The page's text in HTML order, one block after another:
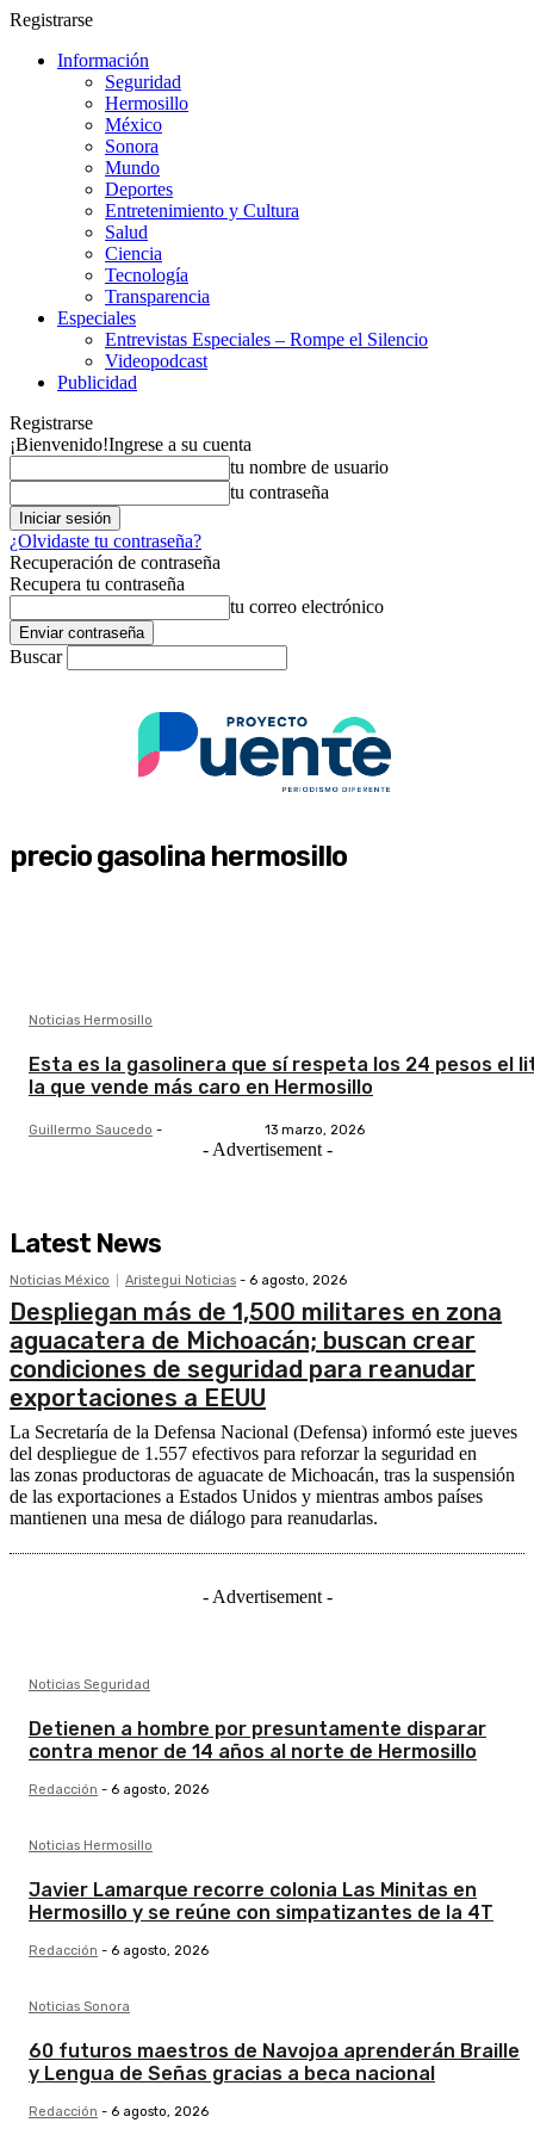
Registrarse
Información
Seguridad
Hermosillo
México
Sonora
Mundo
Deportes
Entretenimiento y Cultura
Salud
Ciencia
Tecnología
Transparencia
Especiales
Entrevistas Especiales – Rompe el Silencio
Videopodcast
Publicidad
Registrarse
¡Bienvenido!Ingrese a su cuenta
tu nombre de usuario
tu contraseña
¿Olvidaste tu contraseña?
Recuperación de contraseña
Recupera tu contraseña
tu correo electrónico
Buscar
precio gasolina hermosillo
Noticias Hermosillo
Esta es la gasolinera que sí respeta los 24 pesos el
la que vende más caro en Hermosillo
Guillermo Saucedo - 13 marzo, 2026
- Advertisement -
Latest News
Noticias México Aristegui Noticias - 6 agosto, 2026
Despliegan más de 1,500 militares en zona
aguacatera de Michoacán; buscan crear
condiciones de seguridad para reanudar
exportaciones a EEUU
La Secretaría de la Defensa Nacional (Defensa) informó este jueves
del despliegue de 1.557 efectivos para reforzar la seguridad en
las zonas productoras de aguacate de Michoacán, tras la suspensión
de las exportaciones a Estados Unidos y mientras ambos países
mantienen una mesa de diálogo para reanudarlas.
- Advertisement -
Noticias Seguridad
Detienen a hombre por presuntamente disparar
contra menor de 14 años al norte de Hermosillo
Redacción - 6 agosto, 2026
Noticias Hermosillo
Javier Lamarque recorre colonia Las Minitas en
Hermosillo y se reúne con simpatizantes de la 4T
Redacción - 6 agosto, 2026
Noticias Sonora
60 futuros maestros de Navojoa aprenderán Braille
y Lengua de Señas gracias a beca nacional
Redacción - 6 agosto, 2026